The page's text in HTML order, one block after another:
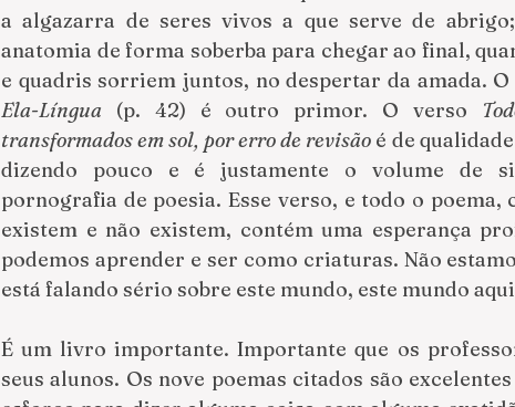
a algazarra de seres vivos a que serve de
anatomia de forma soberba para chegar ao final,
e quadris sorriem juntos, no despertar da amada.
Ela-Língua (p. 42) é outro primor. O verso
transformados em sol, por erro de revisão é de
dizendo pouco e é justamente o volume de
pornografia de poesia. Esse verso, e todo o
existem e não existem, contém uma esperança
podemos aprender e ser como criaturas. Não
está falando sério sobre este mundo, este mundo
É um livro importante. Importante que os
seus alunos. Os nove poemas citados são